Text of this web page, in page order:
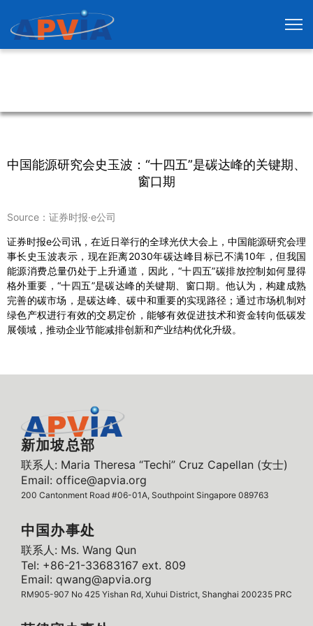
中国能源研究会史玉波：“十四五”是碳达峰的关键期、
窗口期
Source：证券时报·e公司
证券时报e公司讯，在近日举行的全球光伏大会上，中国能源研究会理
事长史玉波表示，现在距离2030年碳达峰目标已不满10年，但我国
能源消费总量仍处于上升通道，因此，“十四五”碳排放控制如何显得
格外重要，“十四五”是碳达峰的关键期、窗口期。他认为，构建成熟
完善的碳市场，是碳达峰、碳中和重要的实现路径；通过市场机制对
绿色产权进行有效的交易定价，能够有效促进技术和资金转向低碳发
展领域，推动企业节能减排创新和产业结构优化升级。
新加坡总部
联系人: Maria Theresa “Techi” Cruz Capellan (女士)
Email: office@apvia.org
200 Cantonment Road #06-01A, Southpoint Singapore 089763
中国办事处
联系人: Ms. Wang Qun
Tel: +86-21-33683167 ext. 809
Email: qwang@apvia.org
RM905-907 No 425 Yishan Rd, Xuhui District, Shanghai 200235 PRC